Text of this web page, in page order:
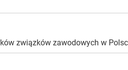
związków zawodowych w